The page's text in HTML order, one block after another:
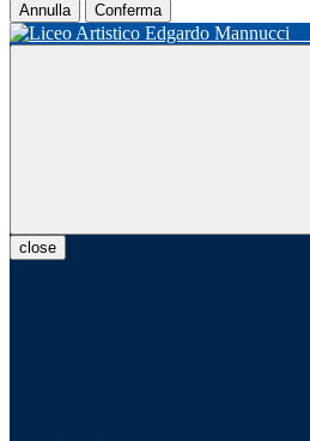
Annulla Conferma
close